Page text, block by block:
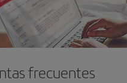
frecuentes